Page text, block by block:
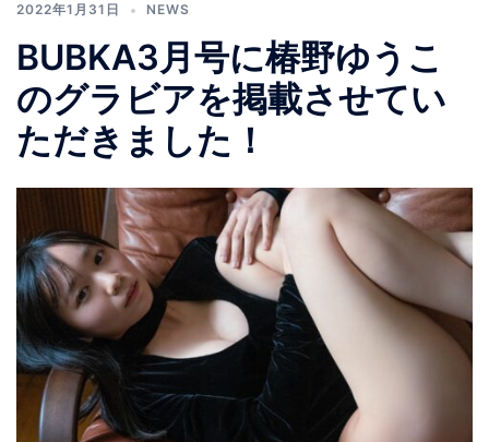
2022年1月31日 NEWS
BUBKA3月号に椿野ゆうこ
のグラビアを掲載させてい
ただきました！